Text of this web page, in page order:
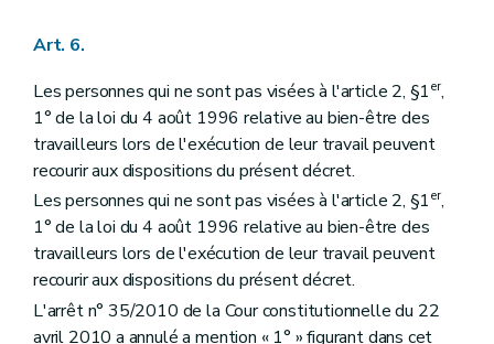
Art. 6.
Les personnes qui ne sont pas visées à l'article 2, §1er,
1° de la loi du 4 août 1996 relative au bien-être des
travailleurs lors de l'exécution de leur travail peuvent
recourir aux dispositions du présent décret.
Les personnes qui ne sont pas visées à l'article 2, §1er,
1° de la loi du 4 août 1996 relative au bien-être des
travailleurs lors de l'exécution de leur travail peuvent
recourir aux dispositions du présent décret.
L'arrêt n° 35/2010 de la Cour constitutionnelle du 22
avril 2010 a annulé a mention « 1° » figurant dans cet